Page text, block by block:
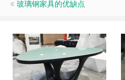
玻璃钢家具的优缺点